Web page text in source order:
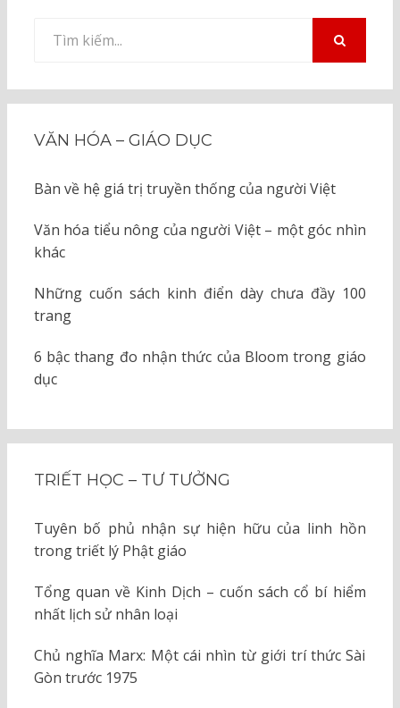
kiếm
VĂN HÓA – GIÁO DỤC
Bàn về hệ giá trị truyền thống của người Việt
Văn hóa tiểu nông của người Việt – một góc nhìn
khác
Những cuốn sách kinh điển dày chưa đầy 100
trang
6 bậc thang đo nhận thức của Bloom trong giáo
dục
TRIẾT HỌC – TƯ TƯỞNG
Tuyên bố phủ nhận sự hiện hữu của linh hồn
trong triết lý Phật giáo
Tổng quan về Kinh Dịch – cuốn sách cổ bí hiểm
nhất lịch sử nhân loại
Chủ nghĩa Marx: Một cái nhìn từ giới trí thức Sài
Gòn trước 1975